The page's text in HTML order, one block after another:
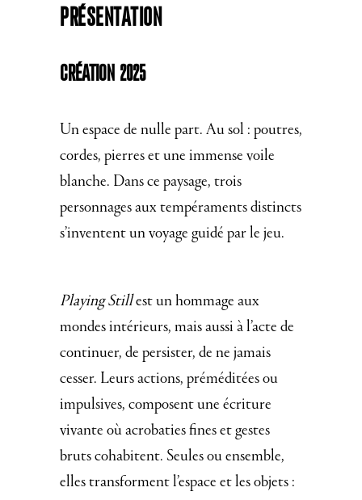
Présentation
Création 2025
Un espace de nulle part. Au sol : poutres,
cordes, pierres et une immense voile
blanche. Dans ce paysage, trois
personnages aux tempéraments distincts
s’inventent un voyage guidé par le jeu.
Playing Stillest un hommage aux
mondes intérieurs, mais aussi à l’acte de
continuer, de persister, de ne jamais
cesser. Leurs actions, préméditées ou
impulsives, composent une écriture
vivante où acrobaties fines et gestes
bruts cohabitent. Seules ou ensemble,
elles transforment l’espace et les objets :